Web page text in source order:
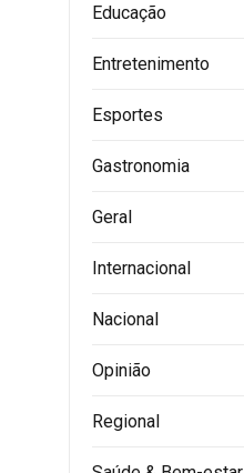
Educação
Entretenimento
Esportes
Gastronomia
Geral
Internacional
Nacional
Opinião
Regional